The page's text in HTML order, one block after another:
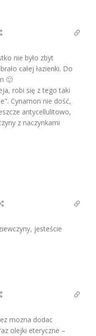
nie było zbyt
całej łazienki. Do
🙂
robi się z tego taki
Cynamon nie dość,
antycellulitowo,
z naczynkami
jesteście
mozna dodac
olejki eteryczne –